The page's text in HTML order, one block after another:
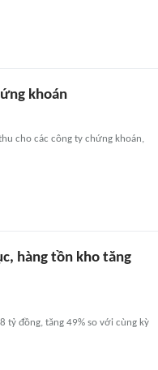
khoán
cho các công ty chứng khoán,
hàng tồn kho tăng
tỷ đồng, tăng 49% so với cùng kỳ